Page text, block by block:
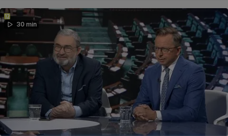
30 min